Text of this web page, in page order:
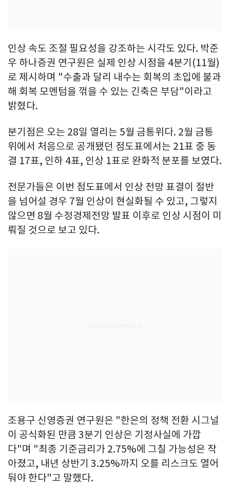
인상 속도 조절 필요성을 강조하는 시각도 있다. 박준
우 하나증권 연구원은 실제 인상 시점을 4분기(11월)
로 제시하며 "수출과 달리 내수는 회복의 초입에 불과
해 회복 모멘텀을 꺾을 수 있는 긴축은 부담"이라고
밝혔다.
분기점은 오는 28일 열리는 5월 금통위다. 2월 금통
위에서 처음으로 공개됐던 점도표에서는 21표 중 동
결 17표, 인하 4표, 인상 1표로 완화적 분포를 보였다.
전문가들은 이번 점도표에서 인상 전망 표결이 절반
을 넘어설 경우 7월 인상이 현실화될 수 있고, 그렇지
않으면 8월 수정경제전망 발표 이후로 인상 시점이 미
뤄질 것으로 보고 있다.
조용구 신영증권 연구원은 "한은의 정책 전환 시그널
이 공식화된 만큼 3분기 인상은 기정사실에 가깝
다"며 "최종 기준금리가 2.75%에 그칠 가능성은 작
아졌고, 내년 상반기 3.25%까지 오를 리스크도 열어
둬야 한다"고 말했다.